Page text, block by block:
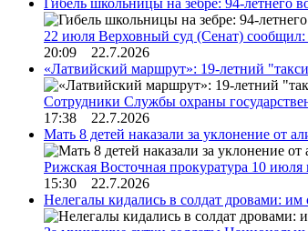
Гибель школьницы на зебре: 94-летнего
22 июля Верховный суд (Сенат)
20:09 22.7.2026
«Латвийский маршрут»: 19-летний
Сотрудники Службы охраны
17:38 22.7.2026
Мать 8 детей наказали за уклонение от
Рижская Восточная прокуратура 10
15:30 22.7.2026
Нелегалы кидались в солдат дровами: